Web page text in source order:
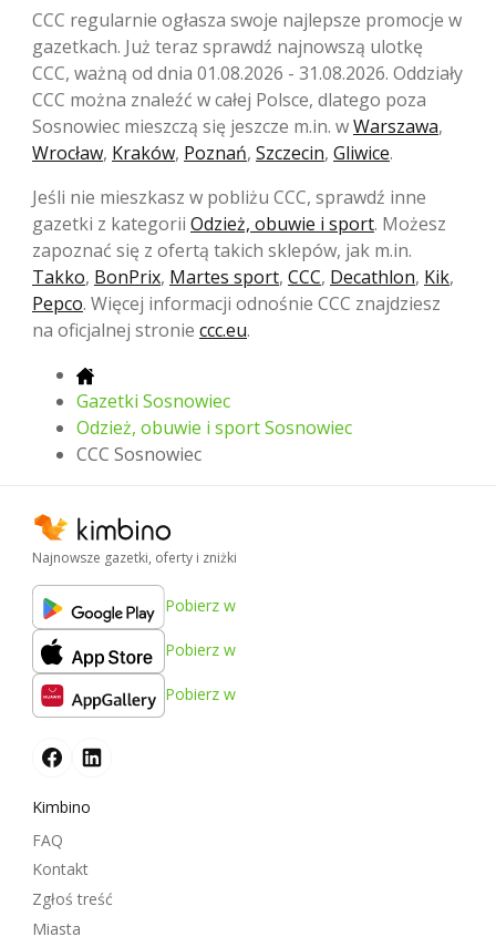
CCC regularnie ogłasza swoje najlepsze promocje w
gazetkach. Już teraz sprawdź najnowszą ulotkę
CCC, ważną od dnia 01.08.2026 - 31.08.2026. Oddziały
CCC można znaleźć w całej Polsce, dlatego poza
Sosnowiec mieszczą się jeszcze m.in. wWarszawa,
Wrocław, Kraków, Poznań, Szczecin, Gliwice.
Jeśli nie mieszkasz w pobliżu CCC, sprawdź inne
gazetki z kategorii Odzież, obuwie i sport. Możesz
zapoznać się z ofertą takich sklepów, jak m.in.
Takko, BonPrix, Martes sport, CCC, Decathlon, Kik,
Pepco. Więcej informacji odnośnie CCC znajdziesz
na oficjalnej stronie ccc.eu.
Gazetki Sosnowiec
Odzież, obuwie i sport Sosnowiec
CCC Sosnowiec
Najnowsze gazetki, oferty i zniżki
Pobierz w
Pobierz w
Pobierz w
Kimbino
FAQ
Kontakt
Zgłoś treść
Miasta